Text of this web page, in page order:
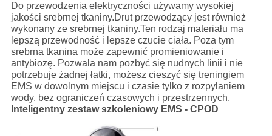
Do przewodzenia elektryczności używamy wysokiej
jakości srebrnej tkaniny.Drut przewodzący jest również
wykonany ze srebrnej tkaniny.Ten rodzaj materiału ma
lepszą przewodność i lepsze czucie ciała. Poza tym
srebrna tkanina może zapewnić promieniowanie i
antybiozę. Pozwala nam pozbyć się nudnych linii i nie
potrzebuje żadnej łatki, możesz cieszyć się treningiem
EMS w dowolnym miejscu i czasie tylko z rozpylaniem
wody, bez ograniczeń czasowych i przestrzennych.
Inteligentny zestaw szkoleniowy EMS - CPOD